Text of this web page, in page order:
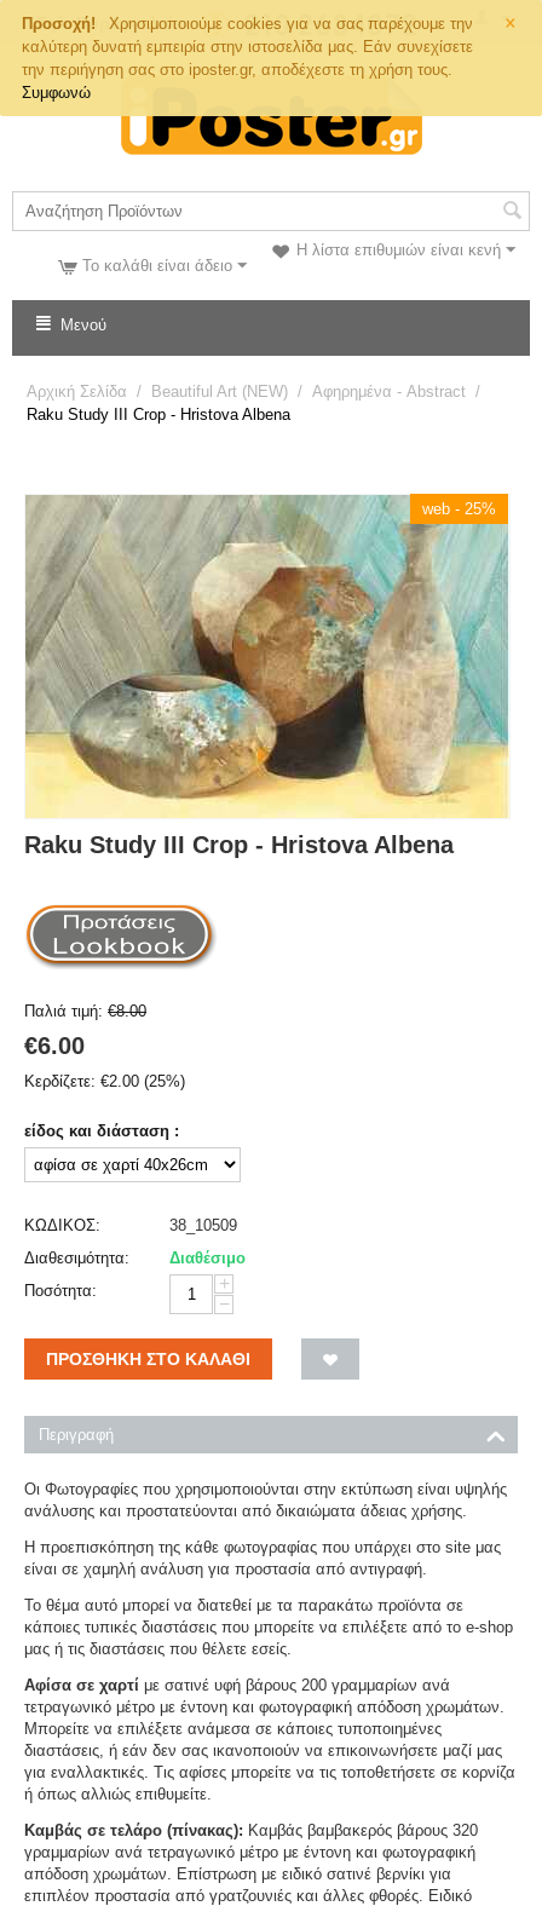
×
Προσοχή!
Χρησιμοποιούμε cookies για να σας παρέχουμε την
καλύτερη δυνατή εμπειρία στην ιστοσελίδα μας. Εάν συνεχίσετε
την περιήγηση σας στο iposter.gr, αποδέχεστε τη χρήση τους.
Συμφωνώ
Τηλ. Παραγγελιών
Η λίστα επιθυμιών είναι κενή
Το καλάθι είναι άδειο
Μενού
Αρχική Σελίδα / Beautiful Art (NEW) / Αφηρημένα - Abstract /
Raku Study III Crop - Hristova Albena
web - 25%
Raku Study III Crop - Hristova Albena
Παλιά τιμή: €8.00
€6.00
Κερδίζετε: €2.00 (25%)
είδος και διάσταση :
ΚΩΔΙΚΟΣ:
38_10509
Διαθεσιμότητα:
Διαθέσιμο
Ποσότητα:
+
−
ΠΡΟΣΘΉΚΗ ΣΤΟ ΚΑΛΆΘΙ
Περιγραφή
Οι Φωτογραφίες που χρησιμοποιούνται στην εκτύπωση είναι υψηλής
ανάλυσης και προστατεύονται από δικαιώματα άδειας χρήσης.
Η προεπισκόπηση της κάθε φωτογραφίας που υπάρχει στο site μας
είναι σε χαμηλή ανάλυση για προστασία από αντιγραφή.
Το θέμα αυτό μπορεί να διατεθεί με τα παρακάτω προϊόντα σε
κάποιες τυπικές διαστάσεις που μπορείτε να επιλέξετε από το e-shop
μας ή τις διαστάσεις που θέλετε εσείς.
Αφίσα σε χαρτί με σατινέ υφή βάρους 200 γραμμαρίων ανά
τετραγωνικό μέτρο με έντονη και φωτογραφική απόδοση χρωμάτων.
Μπορείτε να επιλέξετε ανάμεσα σε κάποιες τυποποιημένες
διαστάσεις, ή εάν δεν σας ικανοποιούν να επικοινωνήσετε μαζί μας
για εναλλακτικές. Τις αφίσες μπορείτε να τις τοποθετήσετε σε κορνίζα
ή όπως αλλιώς επιθυμείτε.
Καμβάς σε τελάρο (πίνακας): Καμβάς βαμβακερός βάρους 320
γραμμαρίων ανά τετραγωνικό μέτρο με έντονη και φωτογραφική
απόδοση χρωμάτων. Επίστρωση με ειδικό σατινέ βερνίκι για
επιπλέον προστασία από γρατζουνιές και άλλες φθορές. Ειδικό